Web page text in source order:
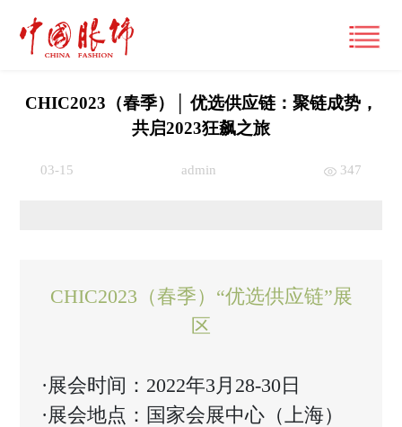
风尚
展讯
时尚动态
时尚活动
市场
商业
视频
CHIC2023（春季）│ 优选供应链：聚链成势，
共启2023狂飙之旅
03-15 admin 347
CHIC2023（春季）“优选供应链”展
区
·展会时间：2022年3月28-30日
·展会地点：国家会展中心（上海）